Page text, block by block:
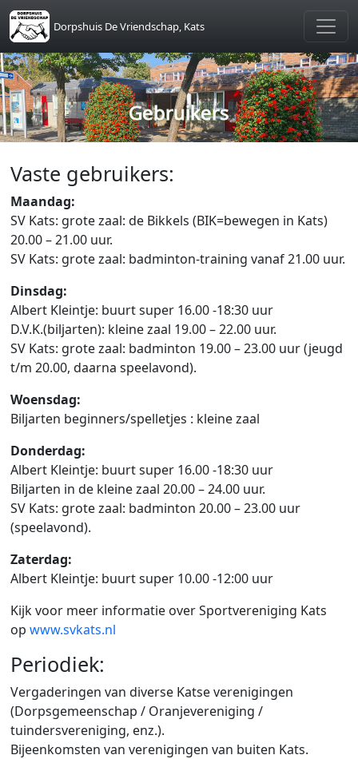
Skip to main content
Dorpshuis De Vriendschap, Kats
Gebruikers
Vaste gebruikers:
Maandag:
SV Kats: grote zaal: de Bikkels (BIK=bewegen in Kats)
20.00 – 21.00 uur.
SV Kats: grote zaal: badminton-training vanaf 21.00 uur.
Dinsdag:
Albert Kleintje: buurt super 16.00 -18:30 uur
D.V.K.(biljarten): kleine zaal 19.00 – 22.00 uur.
SV Kats: grote zaal: badminton 19.00 – 23.00 uur (jeugd
t/m 20.00, daarna speelavond).
Woensdag:
Biljarten beginners/spelletjes : kleine zaal
Donderdag:
Albert Kleintje: buurt super 16.00 -18:30 uur
Biljarten in de kleine zaal 20.00 – 24.00 uur.
SV Kats: grote zaal: badminton 20.00 – 23.00 uur
(speelavond).
Zaterdag:
Albert Kleintje: buurt super 10.00 -12:00 uur
Kijk voor meer informatie over Sportvereniging Kats
op www.svkats.nl
Periodiek:
Vergaderingen van diverse Katse verenigingen
(Dorpsgemeenschap / Oranjevereniging /
tuindersvereniging, enz.).
Bijeenkomsten van verenigingen van buiten Kats.